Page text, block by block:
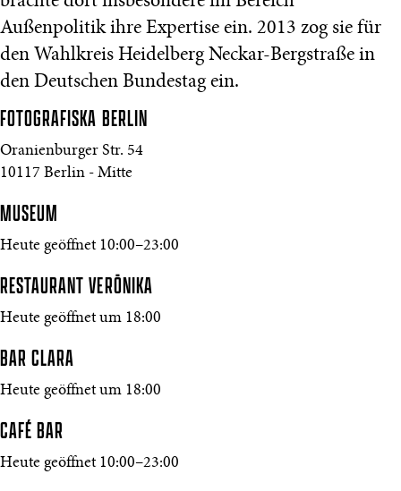
Außenpolitik ihre Expertise ein. 2013 zog sie für
den Wahlkreis Heidelberg Neckar-Bergstraße in
den Deutschen Bundestag ein.
FOTOGRAFISKA BERLIN
Oranienburger Str. 54
10117 Berlin - Mitte
MUSEUM
Heute geöffnet 10:00–23:00
RESTAURANT VERŌNIKA
Heute geöffnet um 18:00
BAR CLARA
Heute geöffnet um 18:00
CAFÉ BAR
Heute geöffnet 10:00–23:00